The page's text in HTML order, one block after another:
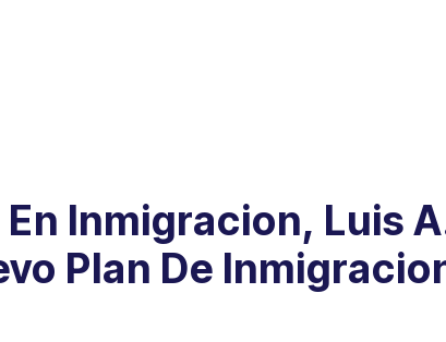
Inmigracion, Luis
Plan De